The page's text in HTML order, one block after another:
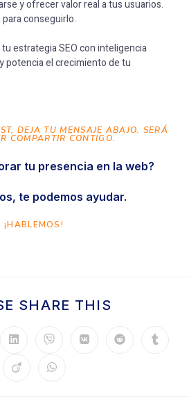
y ofrecer valor real a tus usuarios.
para conseguirlo.
estrategia SEO con inteligencia
potencia el crecimiento de tu
DEJA TU MENSAJE ABAJO. SERÁ
COMPARTIR CONTIGO.
tu presencia en la web?
te podemos ayudar.
¡HABLEMOS!
SHARE THIS